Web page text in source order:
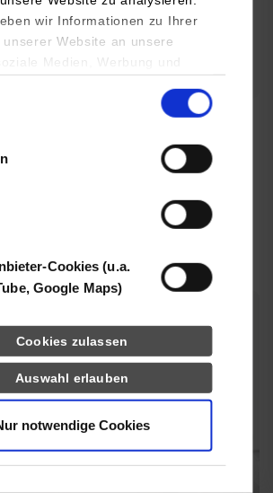
wir Informationen zu Ihrer
unserer Website an unsere
Medien, Werbung und
Maps) führen diese
die Sie ihnen bereitgestellt
sie im Rahmen Ihrer Nutzung
Cookies (u.a.
Google Maps)
Cookies zulassen
Auswahl erlauben
notwendige Cookies
und innovative Fahrzeugkonzepte für
in Stadt und…
/ Termine